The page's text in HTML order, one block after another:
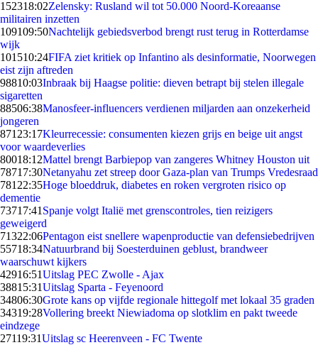
152318:02Zelensky: Rusland wil tot 50.000 Noord-Koreaanse
militairen inzetten
109109:50Nachtelijk gebiedsverbod brengt rust terug in Rotterdamse
wijk
101510:24FIFA ziet kritiek op Infantino als desinformatie, Noorwegen
eist zijn aftreden
98810:03Inbraak bij Haagse politie: dieven betrapt bij stelen illegale
sigaretten
88506:38Manosfeer-influencers verdienen miljarden aan onzekerheid
jongeren
871 23:17Kleurrecessie: consumenten kiezen grijs en beige uit angst
voor waardeverlies
80018:12Mattel brengt Barbiepop van zangeres Whitney Houston uit
78717:30Netanyahu zet streep door Gaza-plan van Trumps Vredesraad
781 22:35Hoge bloeddruk, diabetes en roken vergroten risico op
dementie
73717:41 Spanje volgt Italië met grenscontroles, tien reizigers
geweigerd
71322:06Pentagon eist snellere wapenproductie van defensiebedrijven
55718:34Natuurbrand bij Soesterduinen geblust, brandweer
waarschuwt kijkers
42916:51Uitslag PEC Zwolle - Ajax
38815:31Uitslag Sparta - Feyenoord
34806:30Grote kans op vijfde regionale hittegolf met lokaal 35 graden
34319:28Vollering breekt Niewiadoma op slotklim en pakt tweede
eindzege
27119:31Uitslag sc Heerenveen - FC Twente